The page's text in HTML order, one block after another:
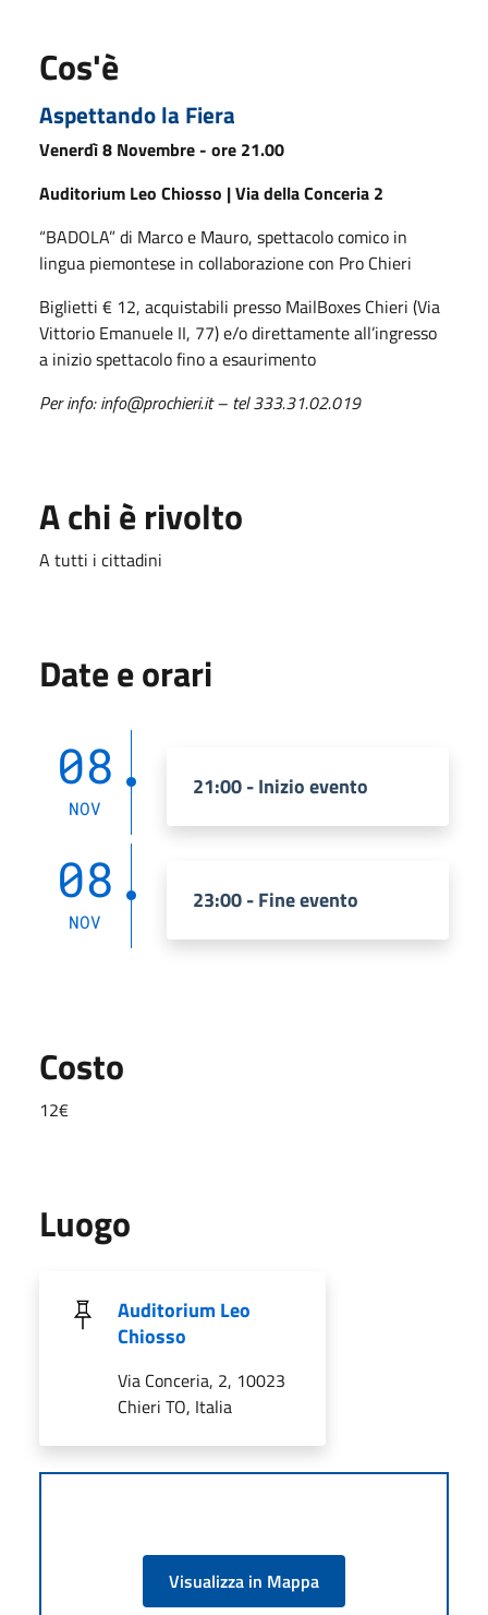
Cos'è
Aspettando la Fiera
Venerdì 8 Novembre - ore 21.00
Auditorium Leo Chiosso | Via della Conceria 2
“BADOLA” di Marco e Mauro, spettacolo comico in
lingua piemontese in collaborazione con Pro Chieri
Biglietti € 12, acquistabili presso MailBoxes Chieri (Via
Vittorio Emanuele II, 77) e/o direttamente all’ingresso
a inizio spettacolo fino a esaurimento
Per info: info@prochieri.it – tel 333.31.02.019
A chi è rivolto
A tutti i cittadini
Date e orari
08
NOV
21:00 - Inizio evento
08
NOV
23:00 - Fine evento
Costo
12€
Luogo
Auditorium Leo
Chiosso
Via Conceria, 2, 10023
Chieri TO, Italia
Visualizza in Mappa